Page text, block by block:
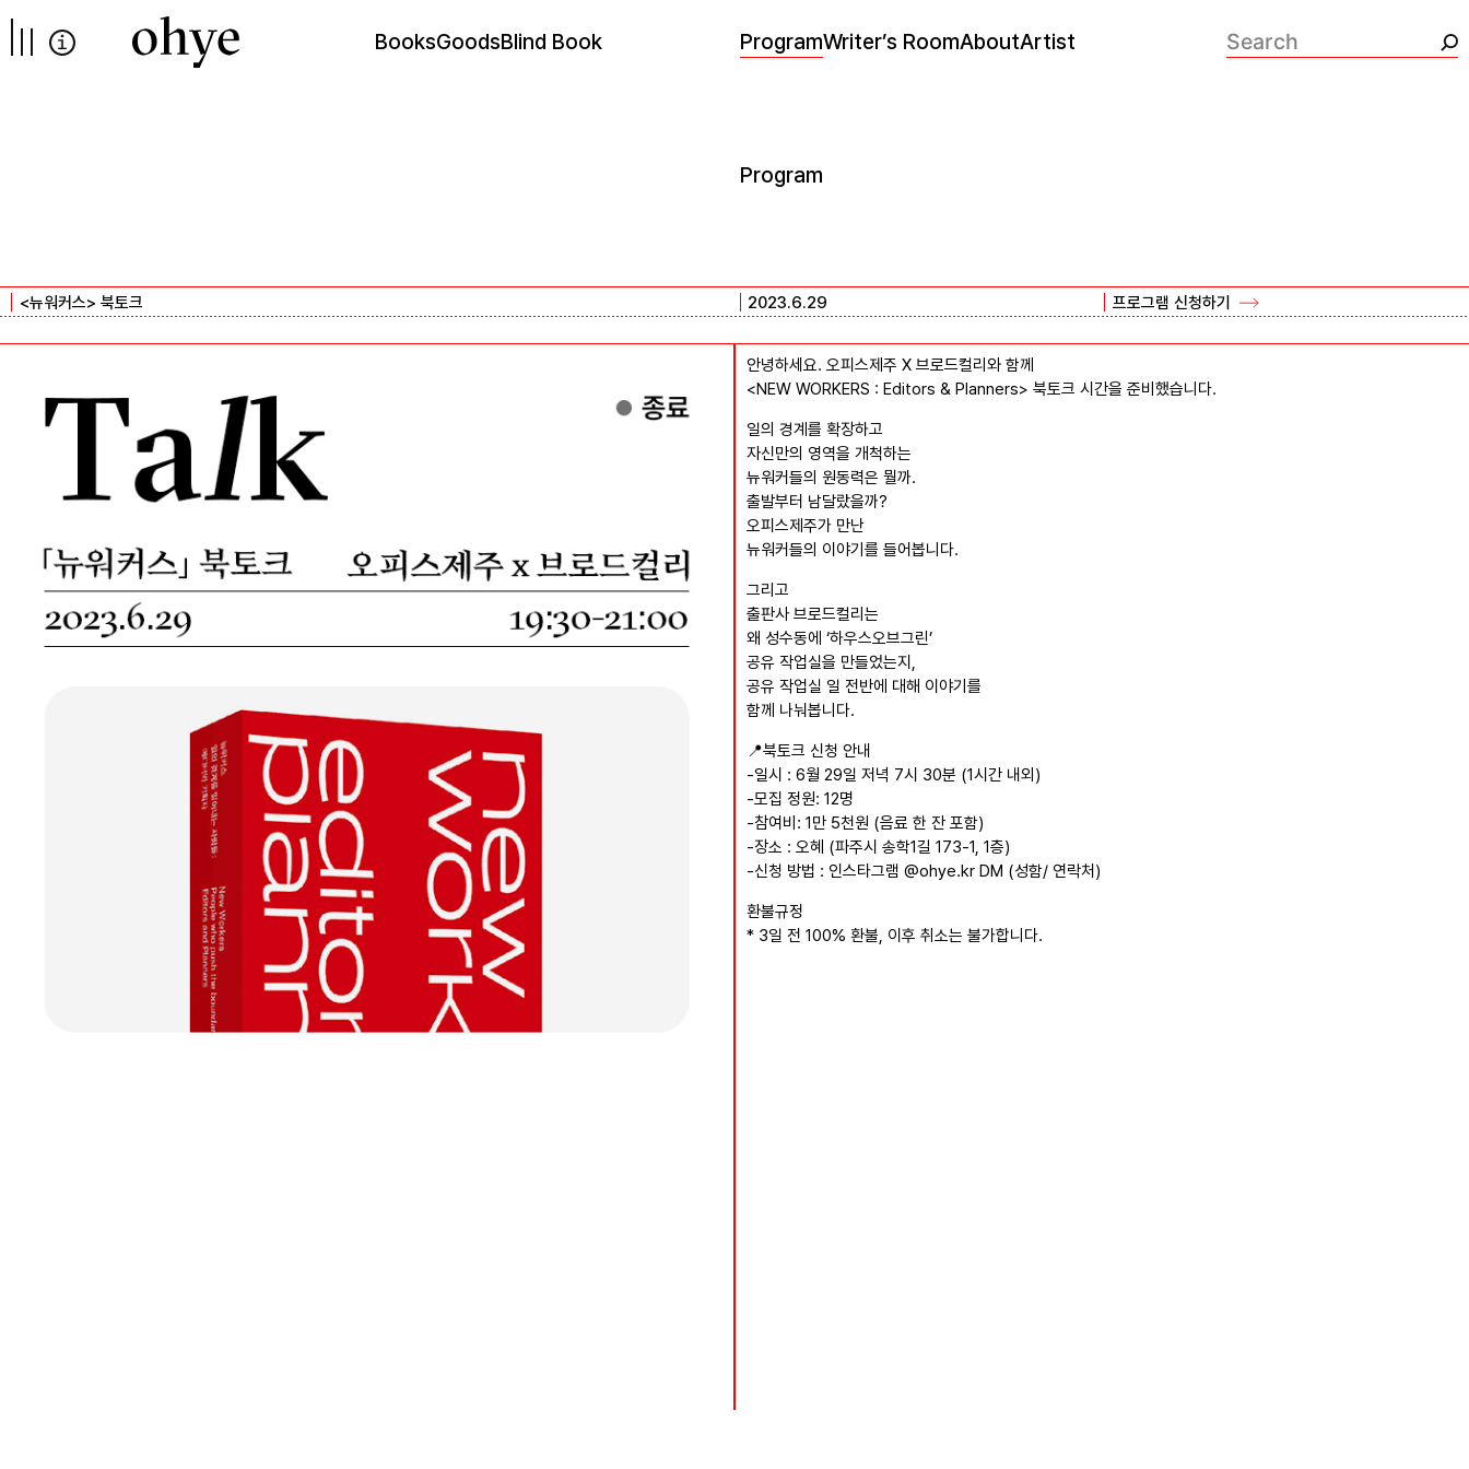
넘어가기
BooksGoodsBlind Book ProgramWriter’s RoomAboutArtist 검색:
Program
<뉴워커스> 북토크 2023.6.29 프로그램 신청하기
안녕하세요. 오피스제주 X 브로드컬리와 함께
<NEW WORKERS : Editors & Planners> 북토크 시간을 준비했습니다.
일의 경계를 확장하고
자신만의 영역을 개척하는
뉴워커들의 원동력은 뭘까.
출발부터 남달랐을까?
오피스제주가 만난
뉴워커들의 이야기를 들어봅니다.
그리고
출판사 브로드컬리는
왜 성수동에 ‘하우스오브그린’
공유 작업실을 만들었는지,
공유 작업실 일 전반에 대해 이야기를
함께 나눠봅니다.
📍북토크 신청 안내
-일시 : 6월 29일 저녁 7시 30분 (1시간 내외)
-모집 정원: 12명
-참여비: 1만 5천원 (음료 한 잔 포함)
-장소 : 오혜 (파주시 송학1길 173-1, 1층)
-신청 방법 : 인스타그램 @ohye.kr DM (성함/ 연락처)
환불규정
* 3일 전 100% 환불, 이후 취소는 불가합니다.